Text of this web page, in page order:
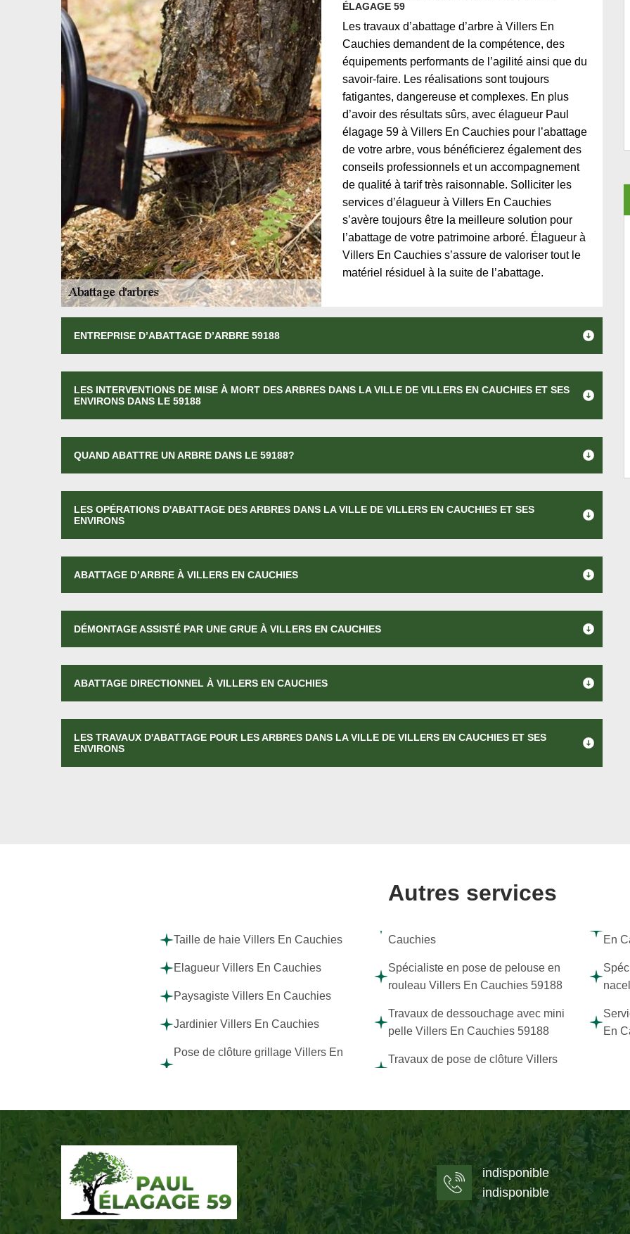
ÉLAGAGE 59
Les travaux d’abattage d’arbre à Villers En
Cauchies demandent de la compétence, des
équipements performants de l’agilité ainsi que du
savoir-faire. Les réalisations sont toujours
fatigantes, dangereuse et complexes. En plus
d’avoir des résultats sûrs, avec élagueur Paul
élagage 59 à Villers En Cauchies pour l’abattage
de votre arbre, vous bénéficierez également des
conseils professionnels et un accompagnement
de qualité à tarif très raisonnable. Solliciter les
services d’élagueur à Villers En Cauchies
s’avère toujours être la meilleure solution pour
l’abattage de votre patrimoine arboré. Élagueur à
Villers En Cauchies s’assure de valoriser tout le
matériel résiduel à la suite de l’abattage.
ENTREPRISE D’ABATTAGE D’ARBRE 59188
LES INTERVENTIONS DE MISE À MORT DES ARBRES DANS LA VILLE DE VILLERS EN CAUCHIES ET SES
ENVIRONS DANS LE 59188
QUAND ABATTRE UN ARBRE DANS LE 59188?
LES OPÉRATIONS D'ABATTAGE DES ARBRES DANS LA VILLE DE VILLERS EN CAUCHIES ET SES
ENVIRONS
ABATTAGE D’ARBRE À VILLERS EN CAUCHIES
DÉMONTAGE ASSISTÉ PAR UNE GRUE À VILLERS EN CAUCHIES
ABATTAGE DIRECTIONNEL À VILLERS EN CAUCHIES
LES TRAVAUX D'ABATTAGE POUR LES ARBRES DANS LA VILLE DE VILLERS EN CAUCHIES ET SES
ENVIRONS
Autres services
Taille de haie Villers En Cauchies
Elagueur Villers En Cauchies
Paysagiste Villers En Cauchies
Jardinier Villers En Cauchies
Pose de clôture grillage Villers En
Cauchies
Spécialiste en pose de pelouse en
rouleau Villers En Cauchies 59188
Travaux de dessouchage avec mini
pelle Villers En Cauchies 59188
Travaux de pose de clôture Villers
En
En
indisponible
indisponible